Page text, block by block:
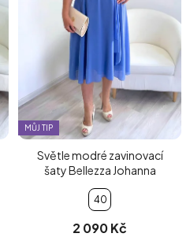
MŮJ TIP
Světle modré zavinovací
šaty Bellezza Johanna
40
2 090 Kč